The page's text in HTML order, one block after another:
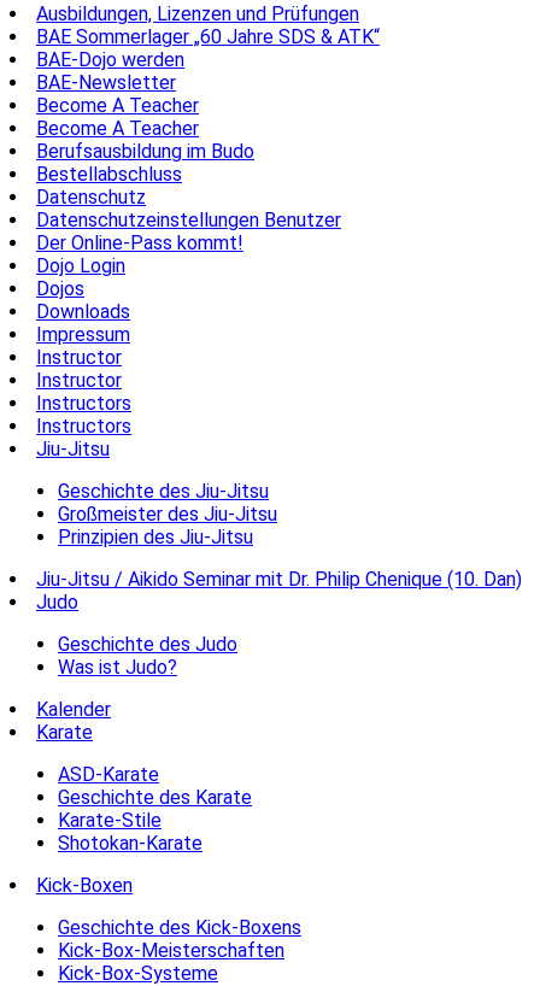
Ausbildungen, Lizenzen und Prüfungen
BAE Sommerlager „60 Jahre SDS & ATK“
BAE-Dojo werden
BAE-Newsletter
Become A Teacher
Become A Teacher
Berufsausbildung im Budo
Bestellabschluss
Datenschutz
Datenschutzeinstellungen Benutzer
Der Online-Pass kommt!
Dojo Login
Dojos
Downloads
Impressum
Instructor
Instructor
Instructors
Instructors
Jiu-Jitsu
Geschichte des Jiu-Jitsu
Großmeister des Jiu-Jitsu
Prinzipien des Jiu-Jitsu
Jiu-Jitsu / Aikido Seminar mit Dr. Philip Chenique (10. Dan)
Judo
Geschichte des Judo
Was ist Judo?
Kalender
Karate
ASD-Karate
Geschichte des Karate
Karate-Stile
Shotokan-Karate
Kick-Boxen
Geschichte des Kick-Boxens
Kick-Box-Meisterschaften
Kick-Box-Systeme